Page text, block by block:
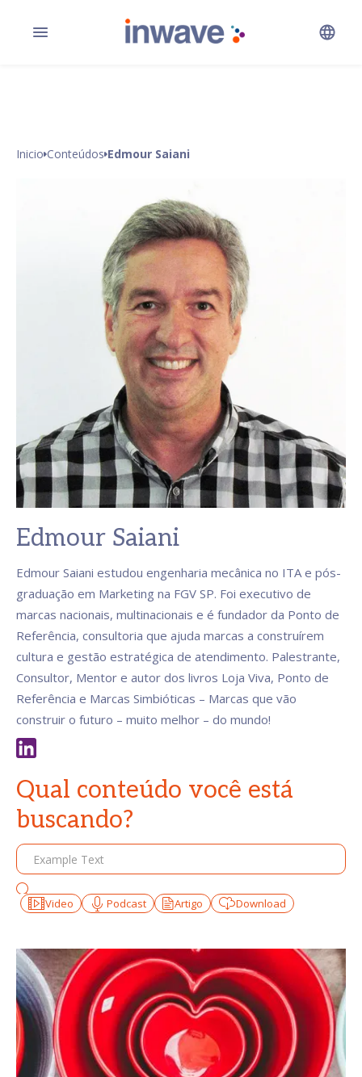
Inicio Conteúdos Edmour Saiani
Edmour Saiani
Edmour Saiani estudou engenharia mecânica no ITA e pós-
graduação em Marketing na FGV SP. Foi executivo de
marcas nacionais, multinacionais e é fundador da Ponto de
Referência, consultoria que ajuda marcas a construírem
cultura e gestão estratégica de atendimento. Palestrante,
Consultor, Mentor e autor dos livros Loja Viva, Ponto de
Referência e Marcas Simbióticas – Marcas que vão
construir o futuro – muito melhor – do mundo!
Qual conteúdo você está
buscando?
Video Podcast Artigo Download